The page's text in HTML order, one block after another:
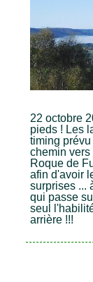
22 octobre
pieds ! Les
timing
chemin
Roque de
afin d'avoir
surprises ...
qui passe
seul
arrière !!!